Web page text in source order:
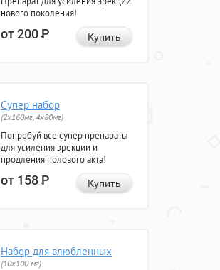
нового поколения!
от 200Р Купить
Супер набор
(2х160мг, 4х80мг)
Попробуй все супер препараты
для усиления эрекции и
продления полового акта!
от 158Р Купить
Набор для влюбленных
(10х100 мг)